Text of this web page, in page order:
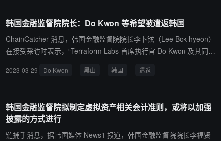
击扰乱市场行为的部门。关键是要防止不公平交易扰乱市场秩序，给
用户造成损害。 虚拟资产监管局局长将由现任金融投资监察局第二局
长李贤德（音译）担任。此外，现任会计监督第一局局长文正浩（音
韩国金融监督院院长：Do Kwon 等希望被遣返韩国
ChainCatcher 消息，韩国金融监督院院长李卜铉（Lee Bok-hyeon）
在接受采访时表示，“Terraform Labs 首席执行官 Do Kwon 及其同事
遣调查人员）以遣返 Do Kwon。 据此前报道，Do Kwon 在黑山的法
诉至最高法院以寻求最终判决，他们将尽可能行使自卫权。韩联社文
章评论称，这意味着实际引渡或需要相当长的时间。（来源链接）
2023-03-29 Do Kwon 黑山 韩国 遣返
韩国金融监督院拟制定虚拟资产相关会计准则，或将以加强
披露的方式进行
链捕手消息，据韩国媒体 News1 报道，韩国金融监督院院长李福贤